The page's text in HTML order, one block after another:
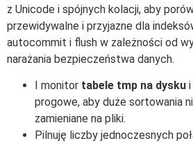
z Unicode i spójnych kolacji, aby
przewidywalne i przyjazne dla
autocommit i flush w zależności od
narażania bezpieczeństwa danych.
I monitor tabele tmp na dysku
progowe, aby duże sortowania
zamieniane na pliki.
Pilnuję liczby jednoczesnych